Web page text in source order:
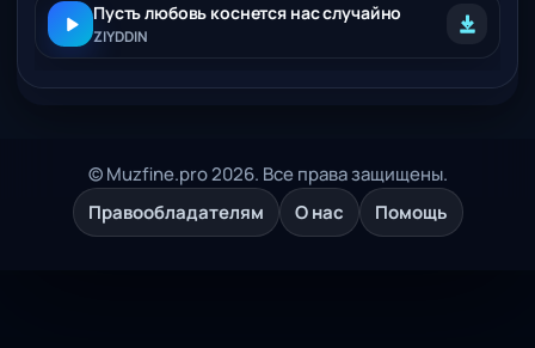
Пусть любовь коснется нас случайно
ZIYDDIN
© Muzfine.pro 2026. Все права защищены.
Правообладателям
О нас Помощь